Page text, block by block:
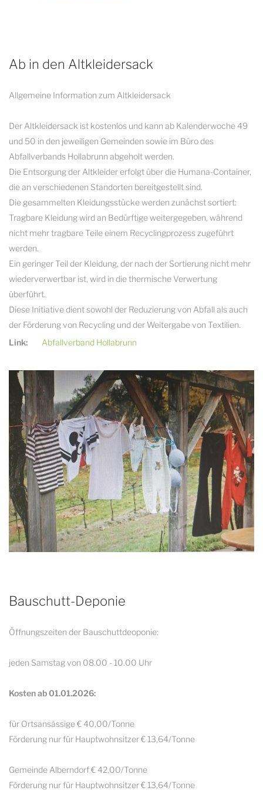
Ab in den Altkleidersack
Allgemeine Information zum Altkleidersack
Der Altkleidersack ist kostenlos und kann ab Kalenderwoche 49
und 50 in den jeweiligen Gemeinden sowie im Büro des
Abfallverbands Hollabrunn abgeholt werden.
Die Entsorgung der Altkleider erfolgt über die Humana-Container,
die an verschiedenen Standorten bereitgestellt sind.
Die gesammelten Kleidungsstücke werden zunächst sortiert:
Tragbare Kleidung wird an Bedürftige weitergegeben, während
nicht mehr tragbare Teile einem Recyclingprozess zugeführt
werden.
Ein geringer Teil der Kleidung, der nach der Sortierung nicht mehr
wiederverwertbar ist, wird in die thermische Verwertung
überführt.
Diese Initiative dient sowohl der Reduzierung von Abfall als auch
der Förderung von Recycling und der Weitergabe von Textilien.
Link:
Abfallverband Hollabrunn
Bauschutt-Deponie
Öffnungszeiten der Bauschuttdeoponie:
jeden Samstag von 08.00 - 10.00 Uhr
Kosten ab 01.01.2026:
für Ortsansässige € 40,00/Tonne
Förderung nur für Hauptwohnsitzer € 13,64/Tonne
Gemeinde Alberndorf € 42,00/Tonne
Förderung nur für Hauptwohnsitzer € 13,64/Tonne